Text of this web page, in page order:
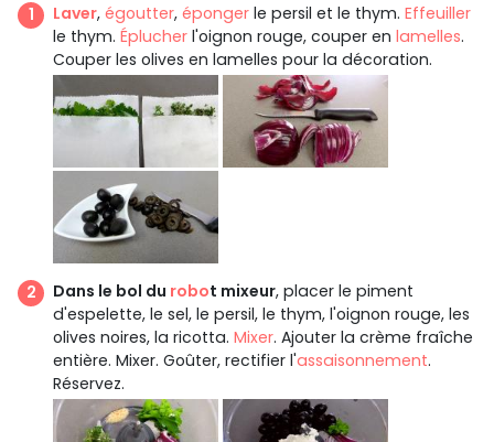
Laver, égoutter, éponger le persil et le thym. Effeuiller
le thym. Éplucher l'oignon rouge, couper en lamelles.
Couper les olives en lamelles pour la décoration.
Dans le bol du robot mixeur, placer le piment
d'espelette, le sel, le persil, le thym, l'oignon rouge, les
olives noires, la ricotta. Mixer. Ajouter la crème fraîche
entière. Mixer. Goûter, rectifier l'assaisonnement.
Réservez.